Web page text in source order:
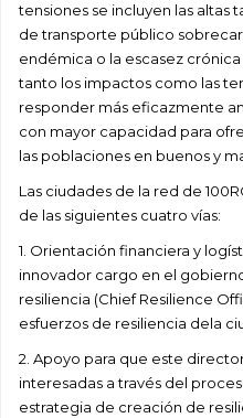
tensiones se incluyen las altas
de transporte público
endémica o la escasez
tanto los impactos como las
responder más eficazmente
con mayor capacidad para
las poblaciones en buenos y
Las ciudades de la red de
de las siguientes cuatro vías:
1. Orientación financiera y
innovador cargo en el
resiliencia (Chief Resilience
esfuerzos de resiliencia dela
2. Apoyo para que este
interesadas a través del
estrategia de creación de